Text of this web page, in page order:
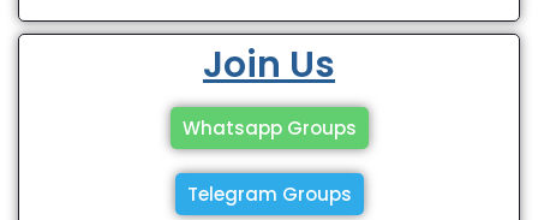
Join Us
Whatsapp Groups
Telegram Groups